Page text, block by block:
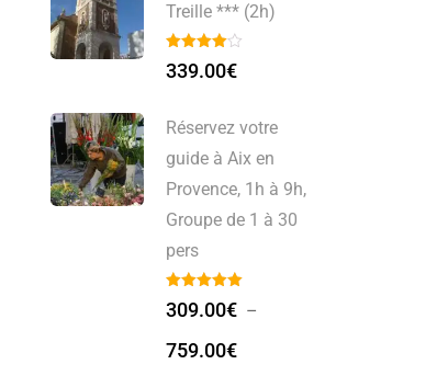
L’histoire de Lyon au
Treille *** (2h)
339.00€
Réservez votre
guide à Aix en
Provence, 1h à 9h,
Groupe de 1 à 30
pers
309.00€ –
759.00€